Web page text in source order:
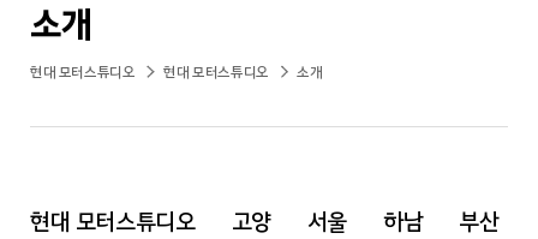
소개
현대 모터스튜디오 현대 모터스튜디오 소개
현대 모터스튜디오 고양 서울 하남 부산